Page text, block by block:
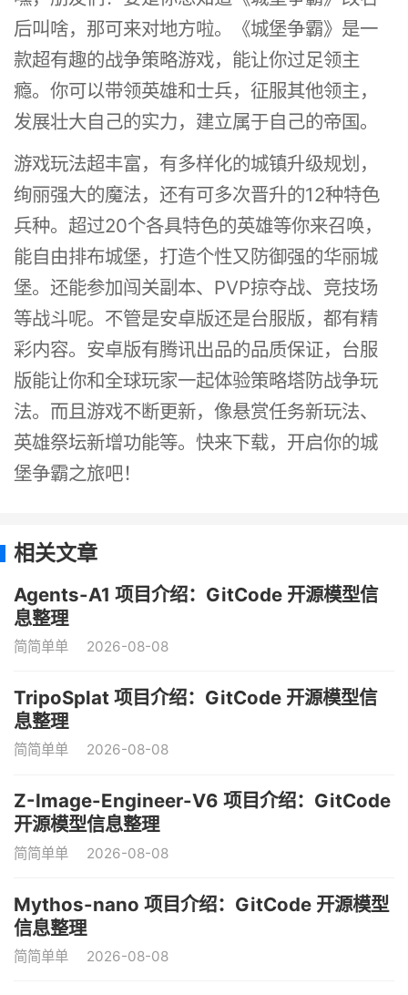
后叫啥，那可来对地方啦。《城堡争霸》是一
款超有趣的战争策略游戏，能让你过足领主
瘾。你可以带领英雄和士兵，征服其他领主，
发展壮大自己的实力，建立属于自己的帝国。
游戏玩法超丰富，有多样化的城镇升级规划，
绚丽强大的魔法，还有可多次晋升的12种特色
兵种。超过20个各具特色的英雄等你来召唤，
能自由排布城堡，打造个性又防御强的华丽城
堡。还能参加闯关副本、PVP掠夺战、竞技场
等战斗呢。不管是安卓版还是台服版，都有精
彩内容。安卓版有腾讯出品的品质保证，台服
版能让你和全球玩家一起体验策略塔防战争玩
法。而且游戏不断更新，像悬赏任务新玩法、
英雄祭坛新增功能等。快来下载，开启你的城
堡争霸之旅吧！
相关文章
Agents-A1 项目介绍：GitCode 开源模型信
息整理
简简单单 2026-08-08
TripoSplat 项目介绍：GitCode 开源模型信
息整理
简简单单 2026-08-08
Z-Image-Engineer-V6 项目介绍：GitCode
开源模型信息整理
简简单单 2026-08-08
Mythos-nano 项目介绍：GitCode 开源模型
信息整理
简简单单 2026-08-08